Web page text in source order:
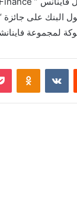
البنك على جائزة
لمجموعة